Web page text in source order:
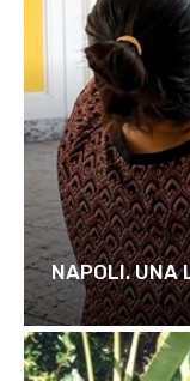
NAPOLI. UNA